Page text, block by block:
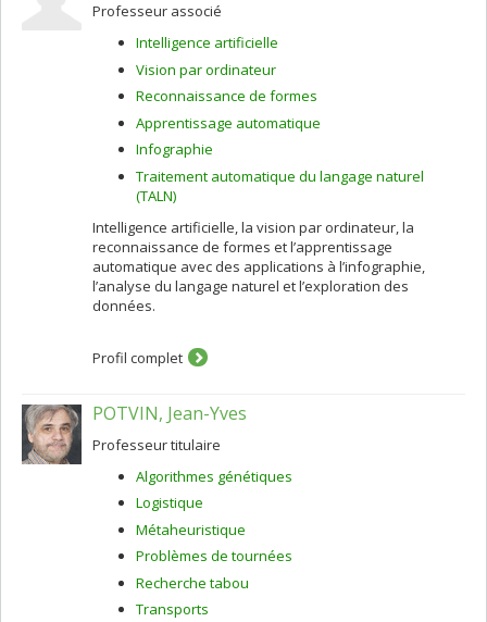
la recherche d’information. Mes recherches touchent
aussi les problèmes du multilinguisme, à savoir
retrouver les documents pertinents dans d’autres
langues. Les méthodes développées peuvent être
appliquées dans divers domaines : la recherche
d’informations médicales, le commerce électronique,
l’analyse des opinions sur le Web, etc.
Professeur associé
Intelligence artificielle
Vision par ordinateur
Reconnaissance de formes
Apprentissage automatique
Infographie
Traitement automatique du langage naturel
(TALN)
Intelligence artificielle, la vision par ordinateur, la
reconnaissance de formes et l’apprentissage
automatique avec des applications à l’infographie,
l’analyse du langage naturel et l’exploration des
données.
Profil complet
POTVIN, Jean-Yves
Professeur titulaire
Algorithmes génétiques
Logistique
Métaheuristique
Problèmes de tournées
Recherche tabou
Transports